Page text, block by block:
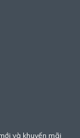
và khuyến mãi